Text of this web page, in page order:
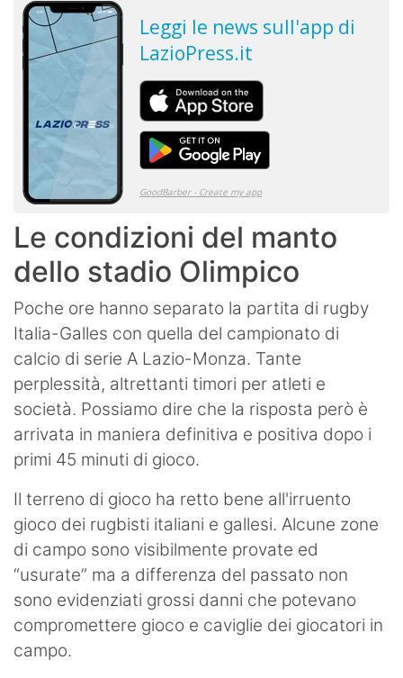
Le condizioni del manto
dello stadio Olimpico
Poche ore hanno separato la partita di rugby
Italia-Galles con quella del campionato di
calcio di serie A Lazio-Monza. Tante
perplessità, altrettanti timori per atleti e
società. Possiamo dire che la risposta però è
arrivata in maniera definitiva e positiva dopo i
primi 45 minuti di gioco.
Il terreno di gioco ha retto bene all'irruento
gioco dei rugbisti italiani e gallesi. Alcune zone
di campo sono visibilmente provate ed
“usurate” ma a differenza del passato non
sono evidenziati grossi danni che potevano
compromettere gioco e caviglie dei giocatori in
campo.